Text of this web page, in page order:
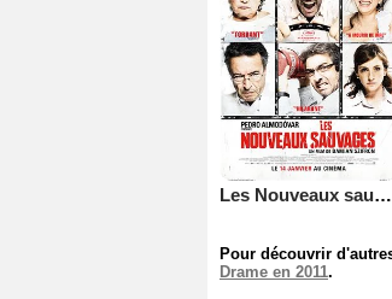
Les Nouveaux sauvages
Pour découvrir
Drame en 2011.